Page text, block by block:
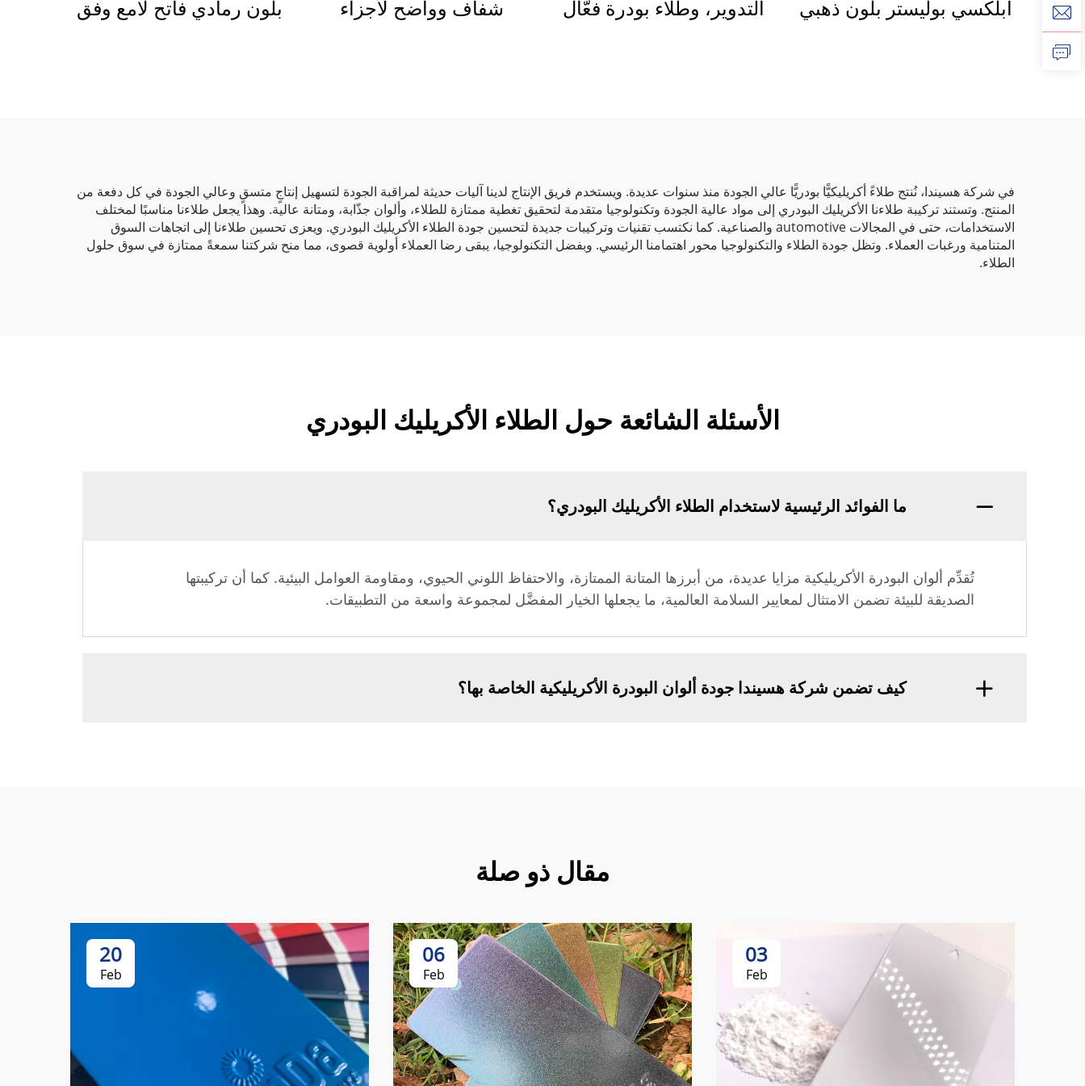
أبلكسي بوليستر بلون ذهبي
التدوير، وطلاء بودرة فعّال
شفاف وواضح لأجزاء
بلون رمادي فاتح لامع وفق
في شركة هسيندا، نُنتج طلاءً أكريليكيًّا بودريًّا عالي الجودة منذ سنوات عديدة. ويستخدم فريق الإنتاج لدينا آليات حديثة لمراقبة الجودة لتسهيل إنتاجٍ متسقٍ وعالي الجودة في كل دفعة من
المنتج. وتستند تركيبة طلاءنا الأكريليك البودري إلى مواد عالية الجودة وتكنولوجيا متقدمة لتحقيق تغطية ممتازة للطلاء، وألوان جذّابة، ومتانة عالية. وهذا يجعل طلاءنا مناسبًا لمختلف
الاستخدامات، حتى في المجالات automotive والصناعية. كما نكتسب تقنيات وتركيبات جديدة لتحسين جودة الطلاء الأكريليك البودري. ويعزى تحسين طلاءنا إلى اتجاهات السوق
المتنامية ورغبات العملاء. وتظل جودة الطلاء والتكنولوجيا محور اهتمامنا الرئيسي. وبفضل التكنولوجيا، يبقى رضا العملاء أولوية قصوى، مما منح شركتنا سمعةً ممتازة في سوق حلول
الطلاء.
الأسئلة الشائعة حول الطلاء الأكريليك البودري
ما الفوائد الرئيسية لاستخدام الطلاء الأكريليك البودري؟
تُقدِّم ألوان البودرة الأكريليكية مزايا عديدة، من أبرزها المتانة الممتازة، والاحتفاظ اللوني الحيوي، ومقاومة العوامل البيئية. كما أن تركيبتها
الصديقة للبيئة تضمن الامتثال لمعايير السلامة العالمية، ما يجعلها الخيار المفضَّل لمجموعة واسعة من التطبيقات.
كيف تضمن شركة هسيندا جودة ألوان البودرة الأكريليكية الخاصة بها؟
مقال ذو صلة
03
Feb
06
Feb
20
Feb